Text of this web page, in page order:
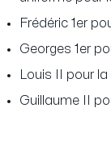
Frédéric 1er
Georges 1er
Louis II pour
Guillaume II